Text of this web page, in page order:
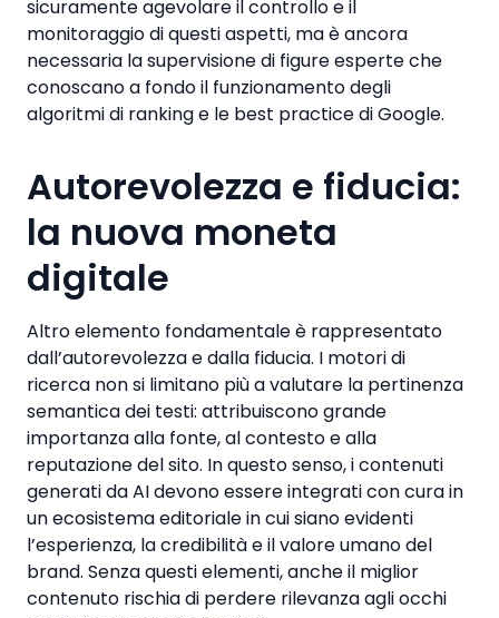
sicuramente agevolare il controllo e il
monitoraggio di questi aspetti, ma è ancora
necessaria la supervisione di figure esperte che
conoscano a fondo il funzionamento degli
algoritmi di ranking e le best practice di Google.
Autorevolezza e fiducia:
la nuova moneta
digitale
Altro elemento fondamentale è rappresentato
dall’autorevolezza e dalla fiducia. I motori di
ricerca non si limitano più a valutare la pertinenza
semantica dei testi: attribuiscono grande
importanza alla fonte, al contesto e alla
reputazione del sito. In questo senso, i contenuti
generati da AI devono essere integrati con cura in
un ecosistema editoriale in cui siano evidenti
l’esperienza, la credibilità e il valore umano del
brand. Senza questi elementi, anche il miglior
contenuto rischia di perdere rilevanza agli occhi